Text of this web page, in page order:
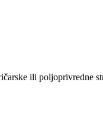
ili poljoprivredne